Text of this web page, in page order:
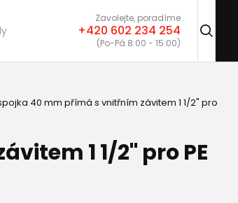
Zavolejte, poradíme
+420 602 234 254
(Po-Pá 8:00 - 15:00)
40 mm přímá s vnitřním závitem 1 1/2" pro
1 1/2" pro PE